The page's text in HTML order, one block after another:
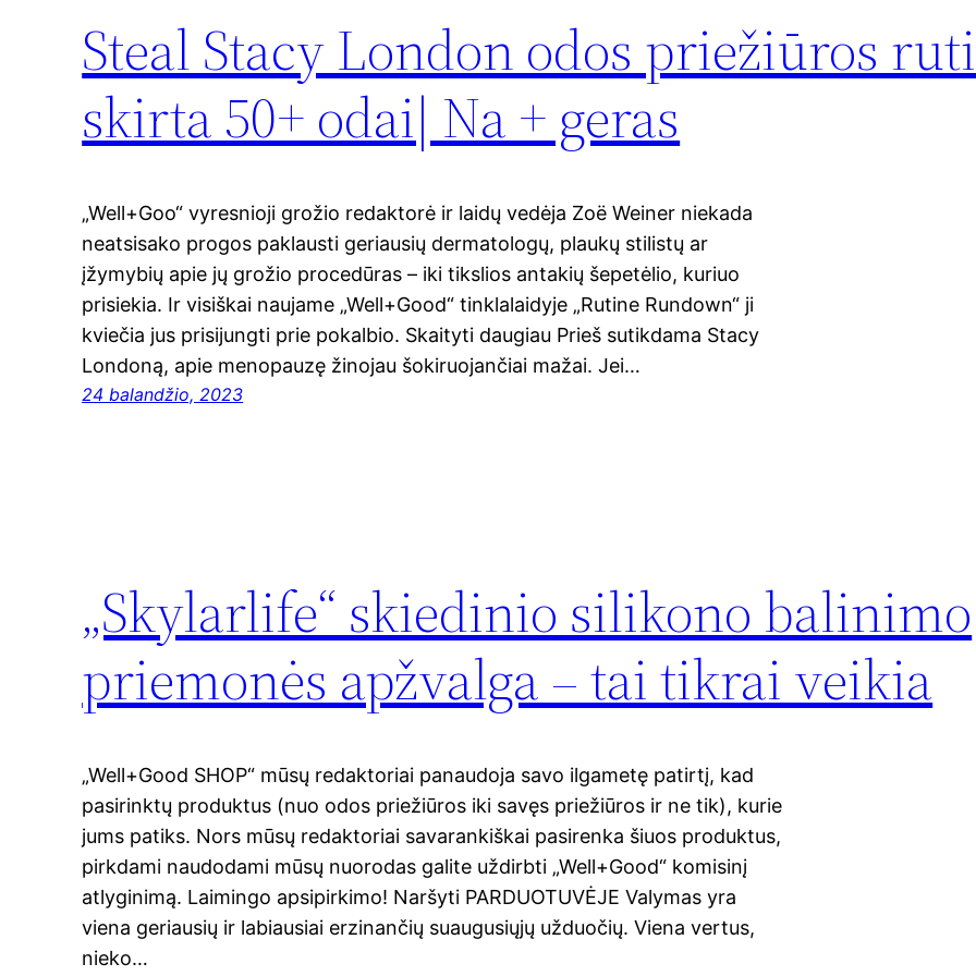
Steal Stacy London odos priežiūros
skirta 50+ odai| Na + geras
„Well+Goo“ vyresnioji grožio redaktorė ir laidų vedėja Zoë Weiner niekada
neatsisako progos paklausti geriausių dermatologų, plaukų stilistų ar
įžymybių apie jų grožio procedūras – iki tikslios antakių šepetėlio, kuriuo
prisiekia. Ir visiškai naujame „Well+Good“ tinklalaidyje „Rutine Rundown“ ji
kviečia jus prisijungti prie pokalbio. Skaityti daugiau Prieš sutikdama Stacy
Londoną, apie menopauzę žinojau šokiruojančiai mažai. Jei…
24 balandžio, 2023
„Skylarlife“ skiedinio silikono balinimo
priemonės apžvalga – tai tikrai veikia
„Well+Good SHOP“ mūsų redaktoriai panaudoja savo ilgametę patirtį, kad
pasirinktų produktus (nuo odos priežiūros iki savęs priežiūros ir ne tik), kurie
jums patiks. Nors mūsų redaktoriai savarankiškai pasirenka šiuos produktus,
pirkdami naudodami mūsų nuorodas galite uždirbti „Well+Good“ komisinį
atlyginimą. Laimingo apsipirkimo! Naršyti PARDUOTUVĖJE Valymas yra
viena geriausių ir labiausiai erzinančių suaugusiųjų užduočių. Viena vertus,
nieko…